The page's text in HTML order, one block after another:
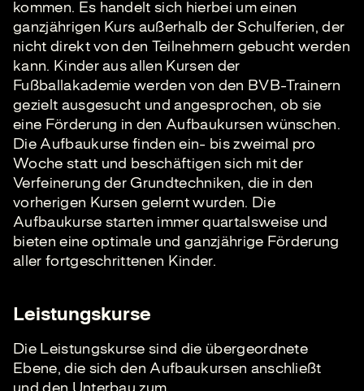
kommen. Es handelt sich hierbei um einen
ganzjährigen Kurs außerhalb der Schulferien, der
nicht direkt von den Teilnehmern gebucht werden
kann. Kinder aus allen Kursen der
Fußballakademie werden von den BVB-Trainern
gezielt ausgesucht und angesprochen, ob sie
eine Förderung in den Aufbaukursen wünschen.
Die Aufbaukurse finden ein- bis zweimal pro
Woche statt und beschäftigen sich mit der
Verfeinerung der Grundtechniken, die in den
vorherigen Kursen gelernt wurden. Die
Aufbaukurse starten immer quartalsweise und
bieten eine optimale und ganzjährige Förderung
aller fortgeschrittenen Kinder.
Leistungskurse
Die Leistungskurse sind die übergeordnete
Ebene, die sich den Aufbaukursen anschließt